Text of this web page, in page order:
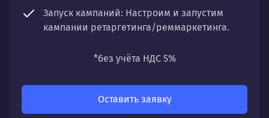
Запуск кампаний: Настроим и запустим
кампании ретаргетинга/реммаркетинга.
работающие кампании и рекомендации по
*без учёта НДС 5%
Оставить заявку